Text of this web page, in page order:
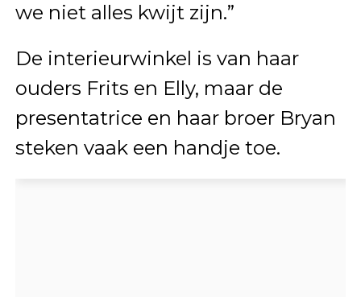
we niet alles kwijt zijn.”
De interieurwinkel is van haar
ouders Frits en Elly, maar de
presentatrice en haar broer Bryan
steken vaak een handje toe.